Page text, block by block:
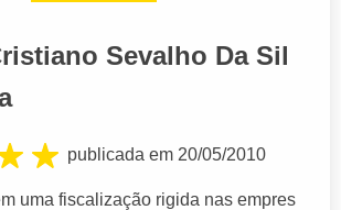
Sevalho Da Sil
publicada em 20/05/2010
uma fiscalização rigida nas empres